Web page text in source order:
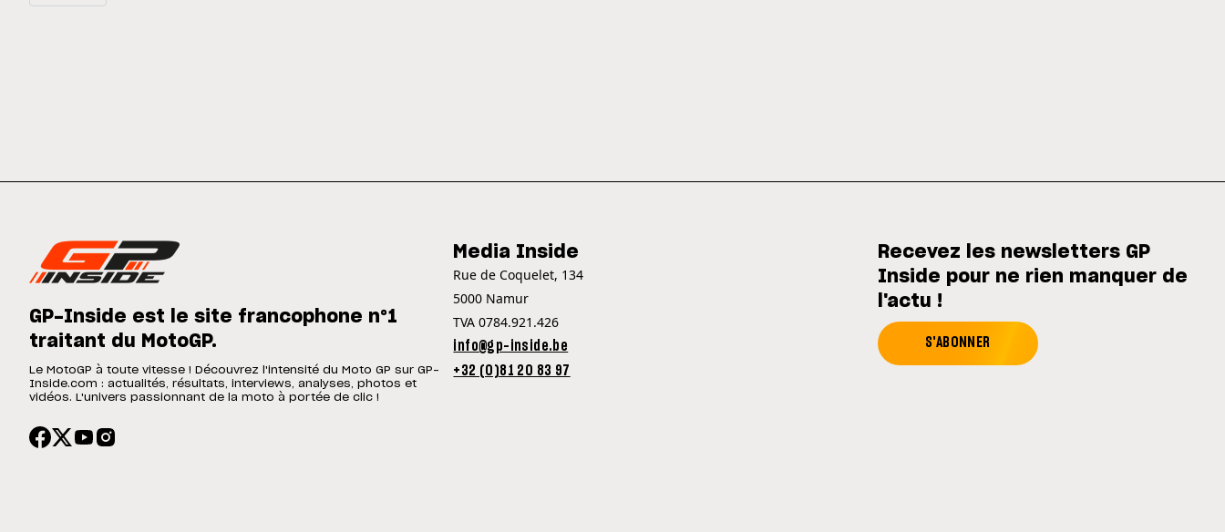
GP-Inside est le site francophone n°1
traitant du MotoGP.
Le MotoGP à toute vitesse ! Découvrez l'intensité du Moto GP sur GP-
Inside.com : actualités, résultats, interviews, analyses, photos et
vidéos. L'univers passionnant de la moto à portée de clic !
Media Inside
Rue de Coquelet, 134
5000 Namur
TVA 0784.921.426
info@gp-inside.be
+32 (0)81 20 83 97
Recevez les newsletters GP
Inside pour ne rien manquer de
l'actu !
S'ABONNER